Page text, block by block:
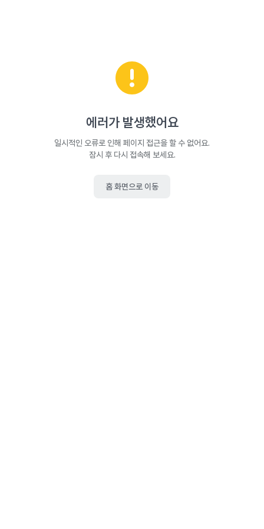
에러가 발생했어요
일시적인 오류로 인해 페이지 접근을 할 수 없어요.
잠시 후 다시 접속해 보세요.
홈 화면으로 이동